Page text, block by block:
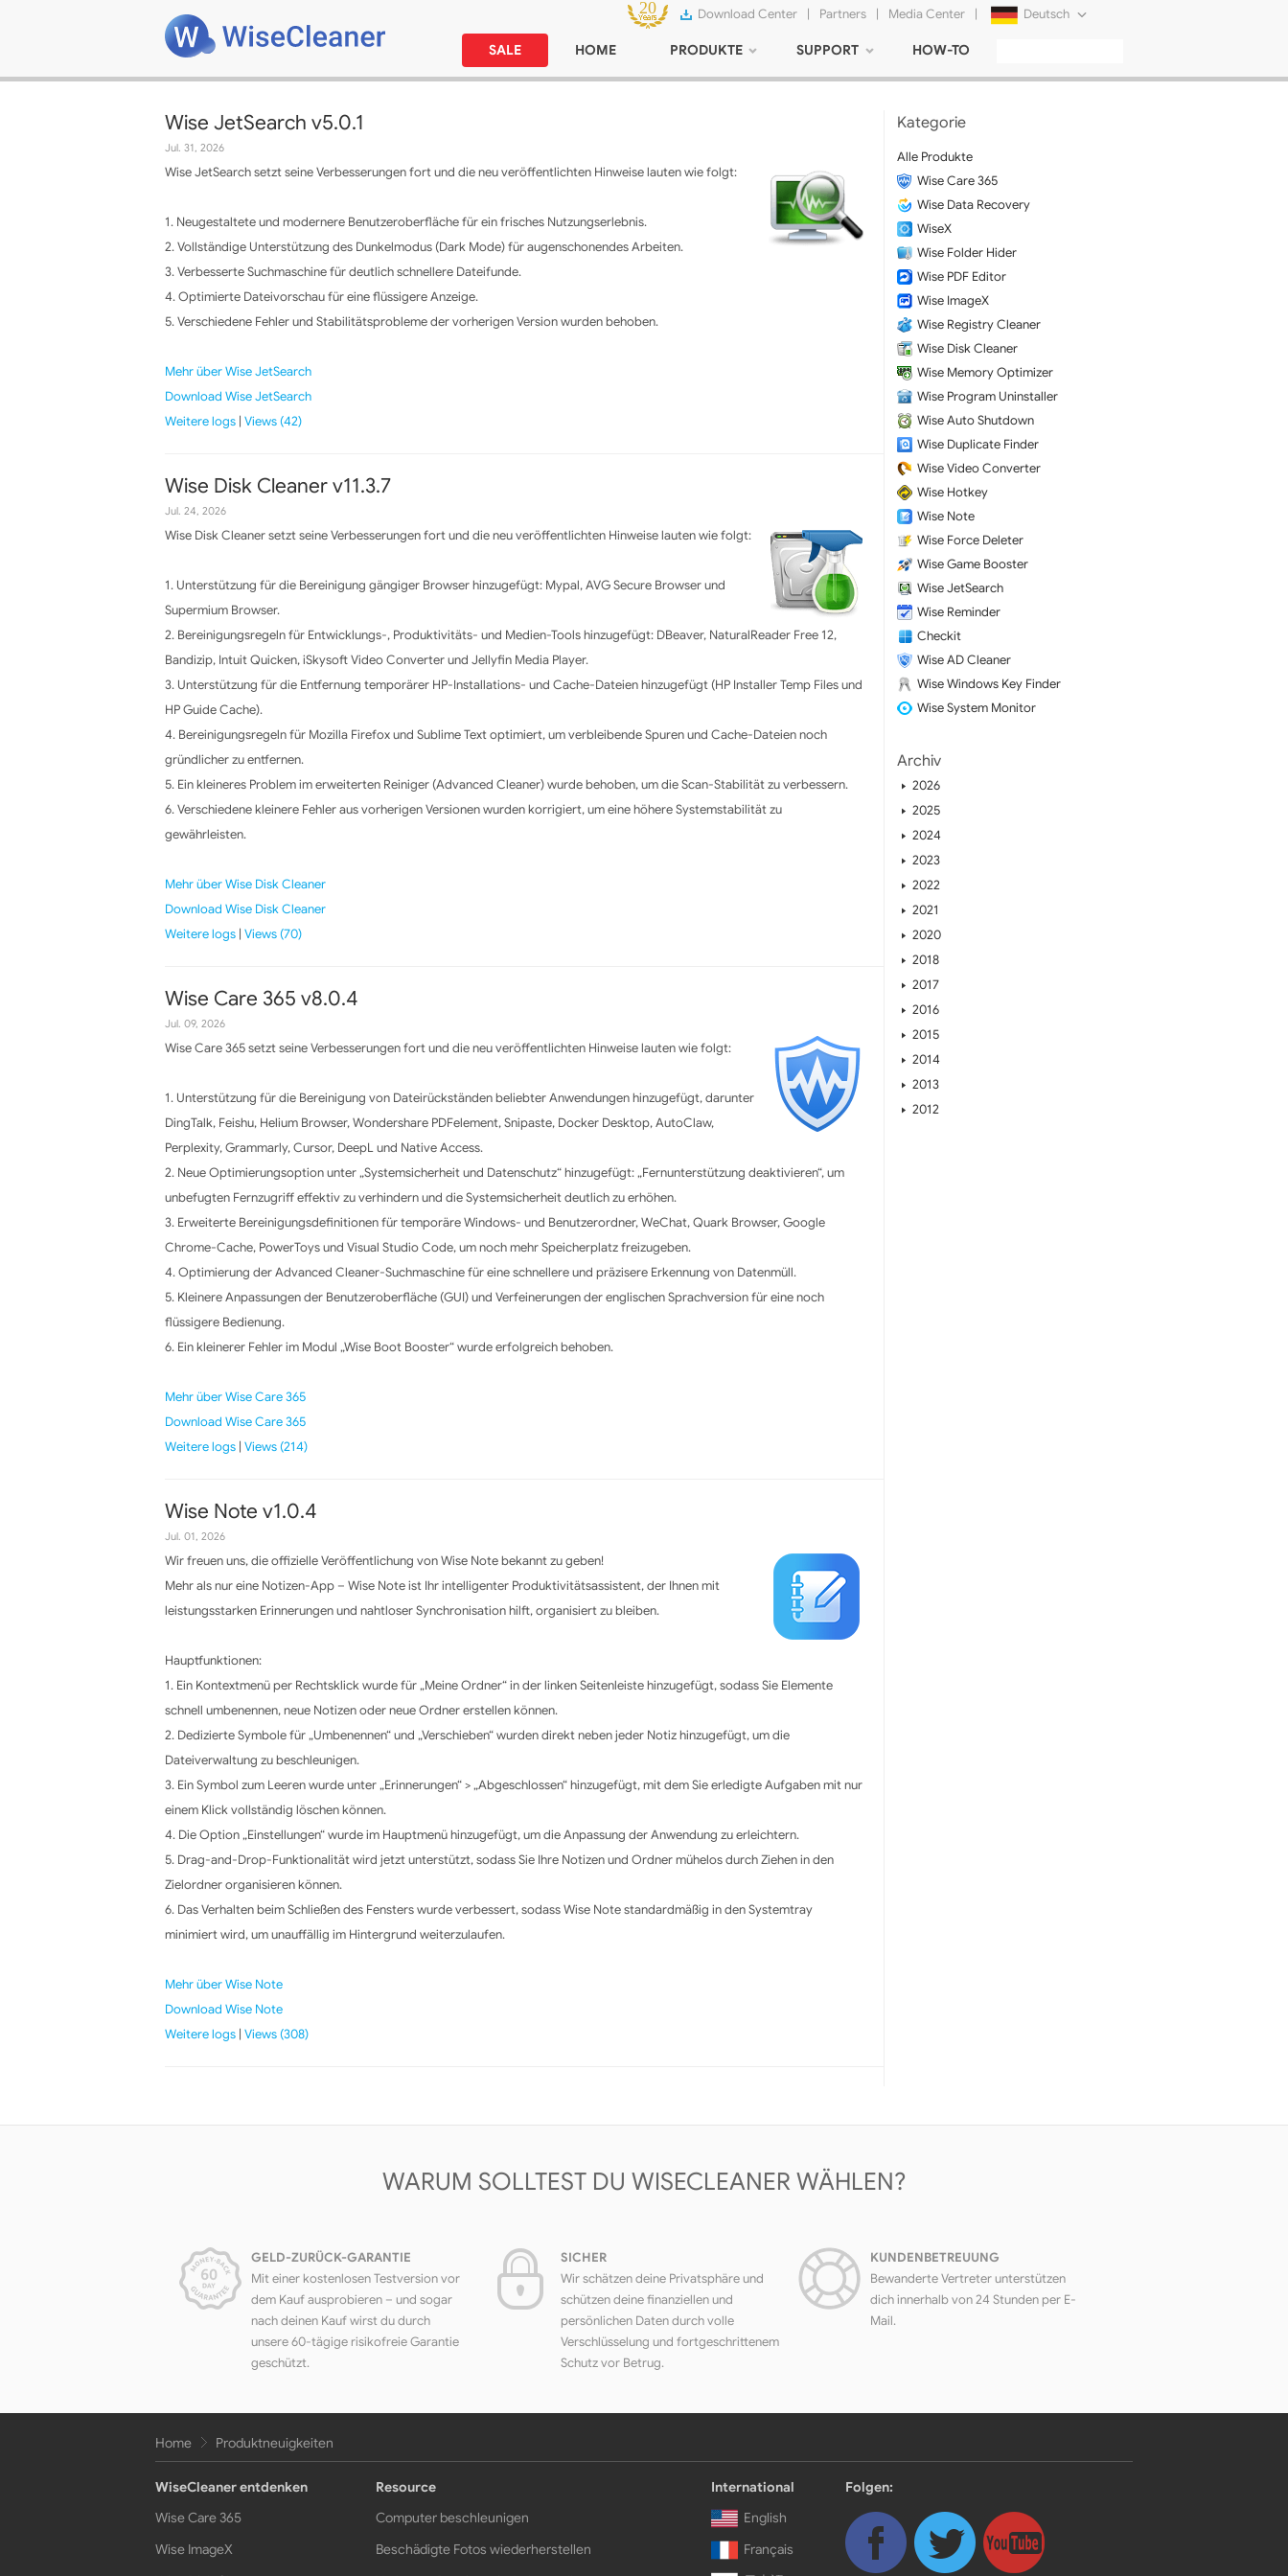
Download Center | Partners | Media Center | Deutsch
Tiếng Việt
SALE HOME PRODUKTE SUPPORT HOW-TO
Wise JetSearch v5.0.1
Jul. 31, 2026
Wise JetSearch setzt seine Verbesserungen fort und die neu veröffentlichten Hinweise lauten wie folgt:
1. Neugestaltete und modernere Benutzeroberfläche für ein frisches Nutzungserlebnis.
2. Vollständige Unterstützung des Dunkelmodus (Dark Mode) für augenschonendes Arbeiten.
3. Verbesserte Suchmaschine für deutlich schnellere Dateifunde.
4. Optimierte Dateivorschau für eine flüssigere Anzeige.
5. Verschiedene Fehler und Stabilitätsprobleme der vorherigen Version wurden behoben.
Mehr über Wise JetSearch
Download Wise JetSearch
Weitere logs | Views (42)
Wise Disk Cleaner v11.3.7
Jul. 24, 2026
Wise Disk Cleaner setzt seine Verbesserungen fort und die neu veröffentlichten Hinweise lauten wie folgt:
1. Unterstützung für die Bereinigung gängiger Browser hinzugefügt: Mypal, AVG Secure Browser und
Supermium Browser.
2. Bereinigungsregeln für Entwicklungs-, Produktivitäts- und Medien-Tools hinzugefügt: DBeaver, NaturalReader Free 12,
Bandizip, Intuit Quicken, iSkysoft Video Converter und Jellyfin Media Player.
3. Unterstützung für die Entfernung temporärer HP-Installations- und Cache-Dateien hinzugefügt (HP Installer Temp Files und
HP Guide Cache).
4. Bereinigungsregeln für Mozilla Firefox und Sublime Text optimiert, um verbleibende Spuren und Cache-Dateien noch
gründlicher zu entfernen.
5. Ein kleineres Problem im erweiterten Reiniger (Advanced Cleaner) wurde behoben, um die Scan-Stabilität zu verbessern.
6. Verschiedene kleinere Fehler aus vorherigen Versionen wurden korrigiert, um eine höhere Systemstabilität zu
gewährleisten.
Mehr über Wise Disk Cleaner
Download Wise Disk Cleaner
Weitere logs | Views (70)
Wise Care 365 v8.0.4
Jul. 09, 2026
Wise Care 365 setzt seine Verbesserungen fort und die neu veröffentlichten Hinweise lauten wie folgt:
1. Unterstützung für die Bereinigung von Dateirückständen beliebter Anwendungen hinzugefügt, darunter
DingTalk, Feishu, Helium Browser, Wondershare PDFelement, Snipaste, Docker Desktop, AutoClaw,
Perplexity, Grammarly, Cursor, DeepL und Native Access.
2. Neue Optimierungsoption unter „Systemsicherheit und Datenschutz“ hinzugefügt: „Fernunterstützung deaktivieren“, um
unbefugten Fernzugriff effektiv zu verhindern und die Systemsicherheit deutlich zu erhöhen.
3. Erweiterte Bereinigungsdefinitionen für temporäre Windows- und Benutzerordner, WeChat, Quark Browser, Google
Chrome-Cache, PowerToys und Visual Studio Code, um noch mehr Speicherplatz freizugeben.
4. Optimierung der Advanced Cleaner-Suchmaschine für eine schnellere und präzisere Erkennung von Datenmüll.
5. Kleinere Anpassungen der Benutzeroberfläche (GUI) und Verfeinerungen der englischen Sprachversion für eine noch
flüssigere Bedienung.
6. Ein kleinerer Fehler im Modul „Wise Boot Booster“ wurde erfolgreich behoben.
Mehr über Wise Care 365
Download Wise Care 365
Weitere logs | Views (214)
Wise Note v1.0.4
Jul. 01, 2026
Wir freuen uns, die offizielle Veröffentlichung von Wise Note bekannt zu geben!
Mehr als nur eine Notizen-App – Wise Note ist Ihr intelligenter Produktivitätsassistent, der Ihnen mit
leistungsstarken Erinnerungen und nahtloser Synchronisation hilft, organisiert zu bleiben.
Hauptfunktionen:
1. Ein Kontextmenü per Rechtsklick wurde für „Meine Ordner“ in der linken Seitenleiste hinzugefügt, sodass Sie Elemente
schnell umbenennen, neue Notizen oder neue Ordner erstellen können.
2. Dedizierte Symbole für „Umbenennen“ und „Verschieben“ wurden direkt neben jeder Notiz hinzugefügt, um die
Dateiverwaltung zu beschleunigen.
3. Ein Symbol zum Leeren wurde unter „Erinnerungen“ > „Abgeschlossen“ hinzugefügt, mit dem Sie erledigte Aufgaben mit nur
einem Klick vollständig löschen können.
4. Die Option „Einstellungen“ wurde im Hauptmenü hinzugefügt, um die Anpassung der Anwendung zu erleichtern.
5. Drag-and-Drop-Funktionalität wird jetzt unterstützt, sodass Sie Ihre Notizen und Ordner mühelos durch Ziehen in den
Zielordner organisieren können.
6. Das Verhalten beim Schließen des Fensters wurde verbessert, sodass Wise Note standardmäßig in den Systemtray
minimiert wird, um unauffällig im Hintergrund weiterzulaufen.
Mehr über Wise Note
Download Wise Note
Weitere logs | Views (308)
Kategorie
Alle Produkte
Wise Care 365
Wise Data Recovery
WiseX
Wise Folder Hider
Wise PDF Editor
Wise ImageX
Wise Registry Cleaner
Wise Disk Cleaner
Wise Memory Optimizer
Wise Program Uninstaller
Wise Auto Shutdown
Wise Duplicate Finder
Wise Video Converter
Wise Hotkey
Wise Note
Wise Force Deleter
Wise Game Booster
Wise JetSearch
Wise Reminder
Checkit
Wise AD Cleaner
Wise Windows Key Finder
Wise System Monitor
Archiv
2026
2025
2024
2023
2022
2021
2020
2018
2017
2016
2015
2014
2013
2012
WARUM SOLLTEST DU WISECLEANER WÄHLEN?
GELD-ZURÜCK-GARANTIE
Mit einer kostenlosen Testversion vor
dem Kauf ausprobieren – und sogar
nach deinen Kauf wirst du durch
unsere 60-tägige risikofreie Garantie
geschützt.
SICHER
Wir schätzen deine Privatsphäre und
schützen deine finanziellen und
persönlichen Daten durch volle
Verschlüsselung und fortgeschrittenem
Schutz vor Betrug.
KUNDENBETREUUNG
Bewanderte Vertreter unterstützen
dich innerhalb von 24 Stunden per E-
Mail.
Home Produktneuigkeiten
WiseCleaner entdenken
Wise Care 365
Wise ImageX
Resource
Computer beschleunigen
Beschädigte Fotos wiederherstellen
International
English
Français
Folgen: